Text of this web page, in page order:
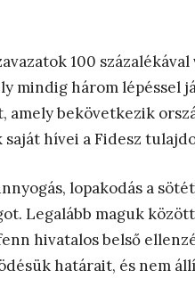
100
mindig három lépéssel
bekövetkezik
hívei a Fidesz
lopakodás a
Legalább maguk
hivatalos belső
határait, és nem